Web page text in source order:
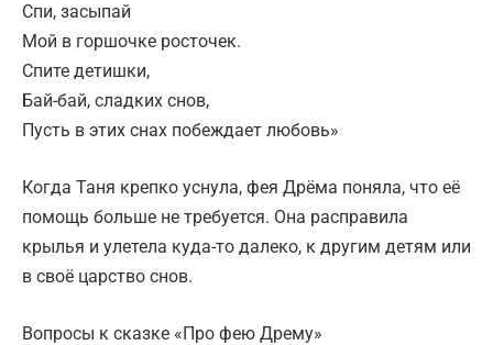
Спи, засыпай
Мой в горшочке росточек.
Спите детишки,
Бай-бай, сладких снов,
Пусть в этих снах побеждает любовь»
Когда Таня крепко уснула, фея Дрёма поняла, что её
помощь больше не требуется. Она расправила
крылья и улетела куда-то далеко, к другим детям или
в своё царство снов.
Вопросы к сказке «Про фею Дрему»